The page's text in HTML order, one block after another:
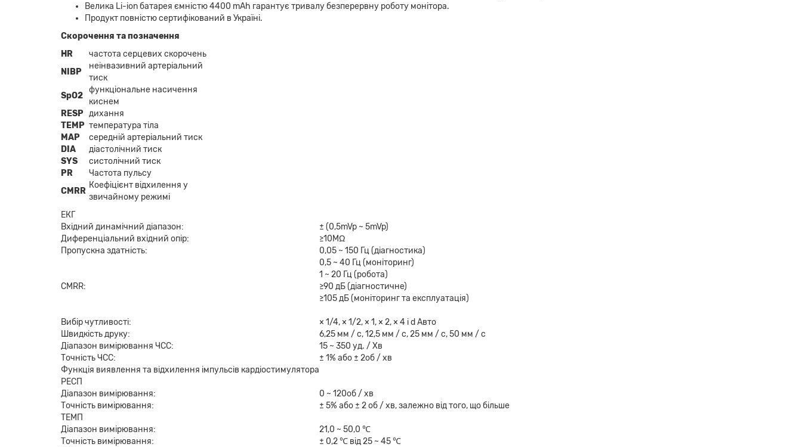
Велика Li-ion батарея ємністю 4400 mAh гарантує тривалу безперервну роботу монітора.
Продукт повністю сертифікований в Україні.
Скорочення та позначення
HR
частота серцевих скорочень
NIBP
неінвазивний артеріальний
тиск
SpO2
функціональне насичення
киснем
RESP дихання
TEMP температура тіла
MAP
середній артеріальний тиск
DIA
діастолічний тиск
SYS
систолічний тиск
PR
Частота пульсу
CMRR
Коефіцієнт відхилення у
звичайному режимі
ЕКГ
Вхідний динамічний діапазон:
± (0,5mVp ~ 5mVp)
Диференціальний вхідний опір:
≥10MΩ
Пропускна здатність:
0,05 ~ 150 Гц (діагностика)
0,5 ~ 40 Гц (моніторинг)
1 ~ 20 Гц (робота)
CMRR:
≥90 дБ (діагностичне)
≥105 дБ (моніторинг та експлуатація)
Вибір чутливості:
× 1/4, × 1/2, × 1, × 2, × 4 і d Авто
Швидкість друку:
6,25 мм / с, 12,5 мм / с, 25 мм / с, 50 мм / с
Діапазон вимірювання ЧСС:
15 ~ 350 уд. / Хв
Точність ЧСС:
± 1% або ± 2об / хв
Функція виявлення та відхилення імпульсів кардіостимулятора
РЕСП
Діапазон вимірювання:
0 ~ 120об / хв
Точність вимірювання:
± 5% або ± 2 об / хв, залежно від того, що більше
ТЕМП
Діапазон вимірювання:
21,0 ~ 50,0 ℃
Точність вимірювання:
± 0,2 ℃ від 25 ~ 45 ℃